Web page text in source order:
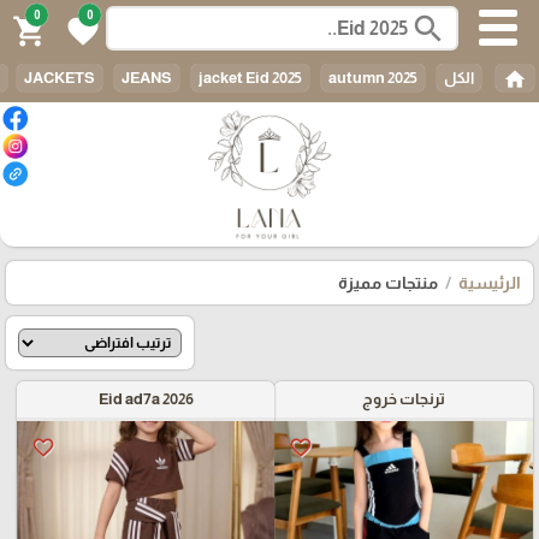
search
0
favorite
0
shopping_cart
home الكل JACKETS JEANS jacket Eid 2025 autumn 2025
الرئيسية منتجات مميزة
ترنجات خروج
favorite_border
Eid ad7a 2026
favorite_border